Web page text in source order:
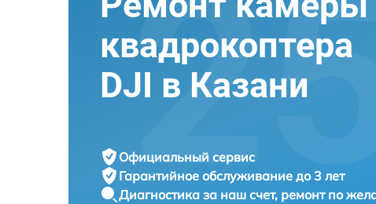
квадрокоптера
DJI в Казани
Официальный сервис
Гарантийное обслуживание до 3 лет
Диагностика за наш счет, ремонт по